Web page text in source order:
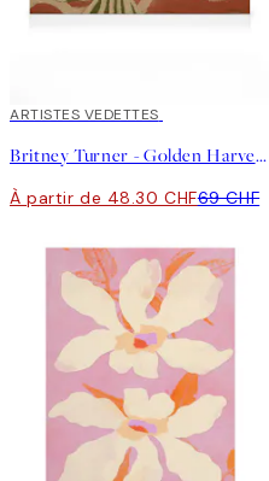
30%*
ARTISTES VEDETTES
Britney Turner - Golden Harvest Toile
À partir de 48.30 CHF69 CHF